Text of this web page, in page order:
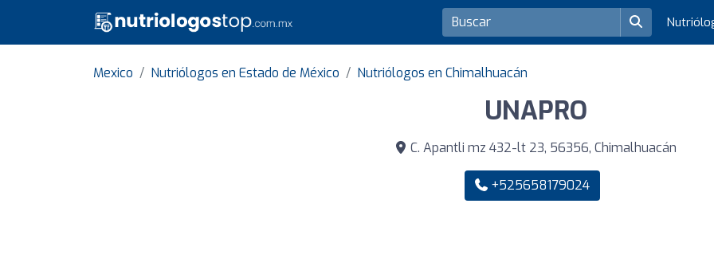
Mexico Nutriólogos en Estado de México Nutriólogos en Chimalhuacán
UNAPRO
C. Apantli mz 432-lt 23, 56356, Chimalhuacán
+525658179024